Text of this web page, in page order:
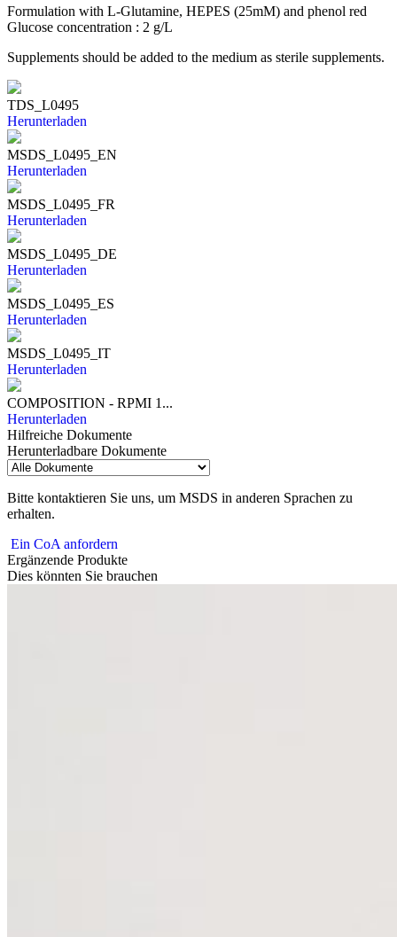
Formulation with L-Glutamine, HEPES (25mM) and phenol red
Glucose concentration : 2 g/L
Supplements should be added to the medium as sterile supplements.
TDS_L0495
Herunterladen
MSDS_L0495_EN
Herunterladen
MSDS_L0495_FR
Herunterladen
MSDS_L0495_DE
Herunterladen
MSDS_L0495_ES
Herunterladen
MSDS_L0495_IT
Herunterladen
COMPOSITION - RPMI 1...
Herunterladen
Hilfreiche Dokumente
Herunterladbare Dokumente
Bitte kontaktieren Sie uns, um MSDS in anderen Sprachen zu
erhalten.
Ein CoA anfordern
Ergänzende Produkte
Dies könnten Sie brauchen